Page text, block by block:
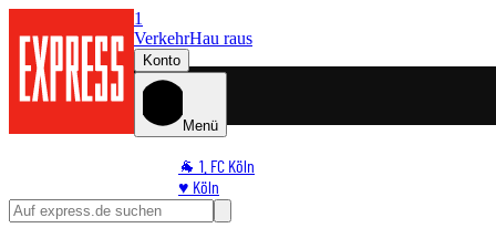
1
VerkehrHau raus
Konto
Menü
🐐 1. FC Köln
♥️ Köln
⭐ Promi